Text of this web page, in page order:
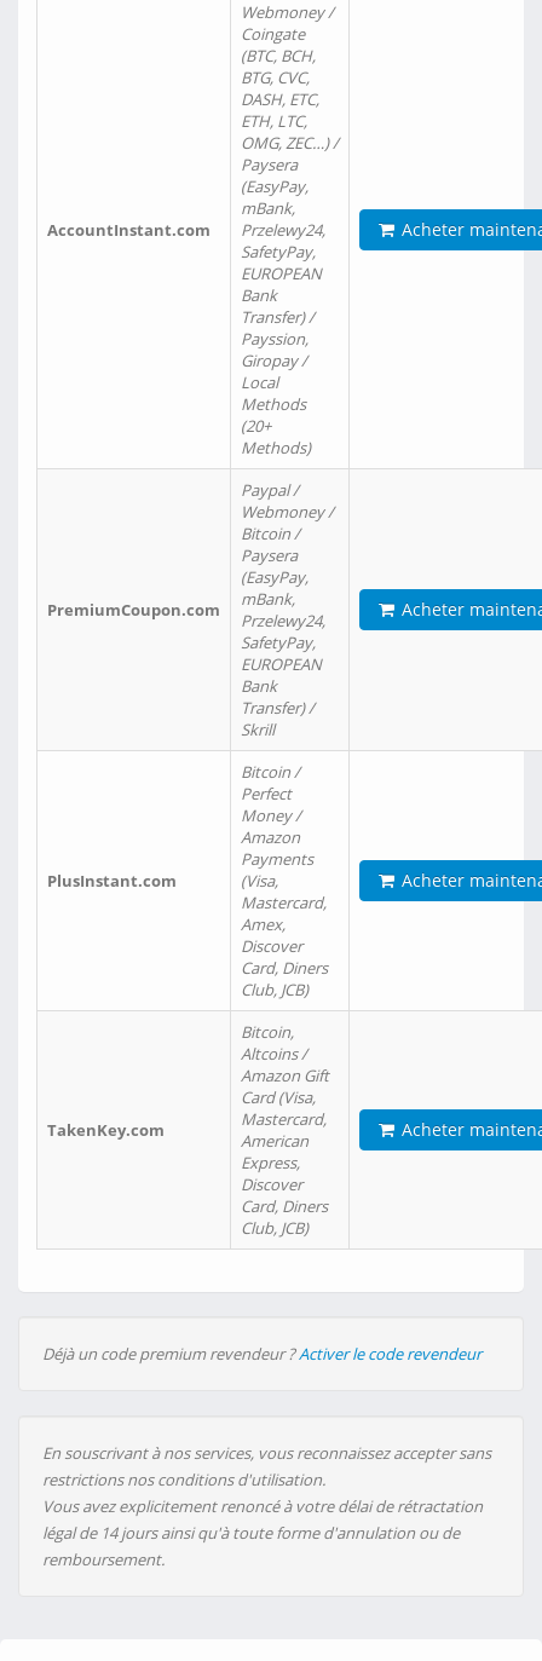
AccountInstant.com
Webmoney /
Coingate
(BTC, BCH,
BTG, CVC,
DASH, ETC,
ETH, LTC,
OMG, ZEC…) /
Paysera
(EasyPay,
mBank,
Przelewy24,
SafetyPay,
EUROPEAN
Bank
Transfer) /
Payssion,
Giropay /
Local
Methods
(20+
Methods)
Acheter
PremiumCoupon.com
Paypal /
Webmoney /
Bitcoin /
Paysera
(EasyPay,
mBank,
Przelewy24,
SafetyPay,
EUROPEAN
Bank
Transfer) /
Skrill
Acheter
PlusInstant.com
Bitcoin /
Perfect
Money /
Amazon
Payments
(Visa,
Mastercard,
Amex,
Discover
Card, Diners
Club, JCB)
Acheter
TakenKey.com
Bitcoin,
Altcoins /
Amazon Gift
Card (Visa,
Mastercard,
American
Express,
Discover
Card, Diners
Club, JCB)
Acheter
Déjà un code premium revendeur ?Activer le code revendeur
En souscrivant à nos services, vous reconnaissez accepter sans
restrictions nos conditions d'utilisation.
Vous avez explicitement renoncé à votre délai de rétractation
légal de 14 jours ainsi qu'à toute forme d'annulation ou de
remboursement.